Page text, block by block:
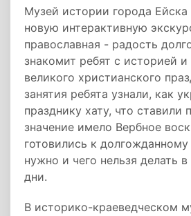
Музей истории города Ейска
новую интерактивную
православная - радость
знакомит ребят с историей и
великого христианского
занятия ребята узнали, как
празднику хату, что ставили
значение имело Вербное
готовились к долгожданному
нужно и чего нельзя делать
дни.
В историко-краеведческом